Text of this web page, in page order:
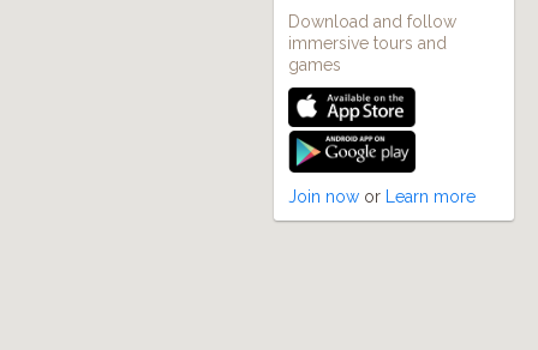
Download and follow
immersive tours and
games
Join now or Learn more